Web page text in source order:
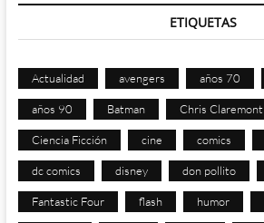
ETIQUETAS
Actualidad avengers años 70
años 90 Batman Chris Claremont
Ciencia Ficción cine comics
dc comics disney don pollito
Fantastic Four flash humor